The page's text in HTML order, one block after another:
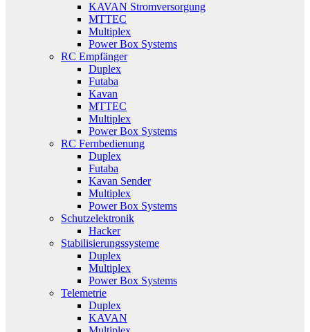
KAVAN Stromversorgung
MTTEC
Multiplex
Power Box Systems
RC Empfänger
Duplex
Futaba
Kavan
MTTEC
Multiplex
Power Box Systems
RC Fernbedienung
Duplex
Futaba
Kavan Sender
Multiplex
Power Box Systems
Schutzelektronik
Hacker
Stabilisierungssysteme
Duplex
Multiplex
Power Box Systems
Telemetrie
Duplex
KAVAN